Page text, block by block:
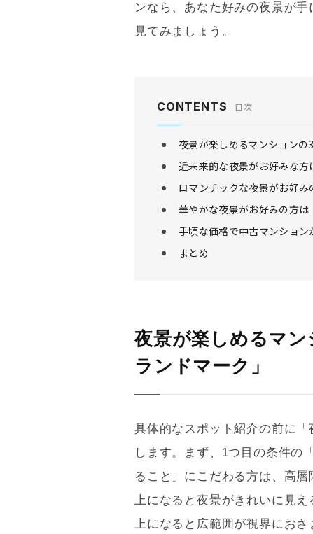
ンなら、あなた好みの夜景が
見てみましょう。
CONTENTS 目次
夜景が楽しめるマンション
近未来的な夜景がお好みな方
ロマンチックな夜景がお好み
華やかな夜景がお好みの方は
手頃な価格で中古マンション
まとめ
夜景が楽しめるマ
ランドマーク」
具体的なスポット紹介の前に
します。まず、1つ目の条件の「
ること」にこだわる方は、高
上になると夜景がきれいに見
上になると広範囲が視界におさ